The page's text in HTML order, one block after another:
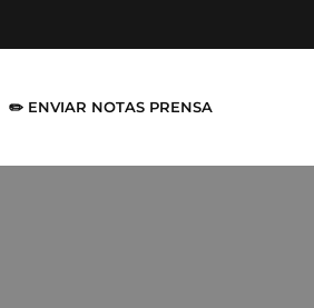
✏️ ENVIAR NOTAS PRENSA